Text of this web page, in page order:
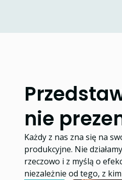
nie
Każdy z nas zna się na
produkcyjne. Nie
rzeczowo i z myślą o
niezależnie od tego, z